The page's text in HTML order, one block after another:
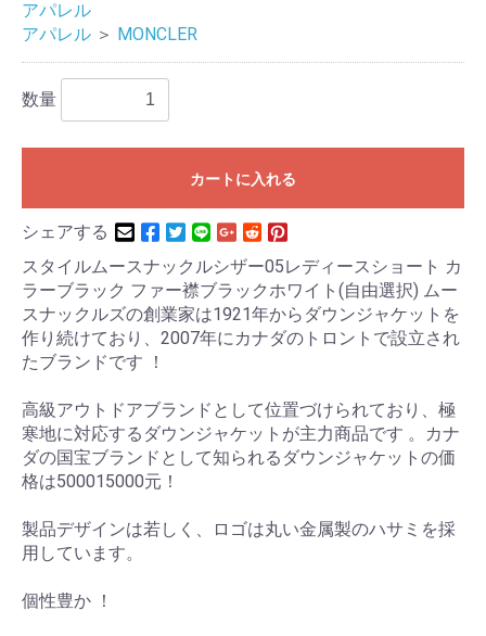
アパレル
アパレル ＞ MONCLER
数量
カートに入れる
シェアする
スタイルムースナックルシザー05レディースショート カ
ラーブラック ファー襟ブラックホワイト(自由選択) ムー
スナックルズの創業家は1921年からダウンジャケットを
作り続けており、2007年にカナダのトロントで設立され
たブランドです ！
高級アウトドアブランドとして位置づけられており、極
寒地に対応するダウンジャケットが主力商品です 。カナ
ダの国宝ブランドとして知られるダウンジャケットの価
格は500015000元！
製品デザインは若しく、ロゴは丸い金属製のハサミを採
用しています。
個性豊か ！